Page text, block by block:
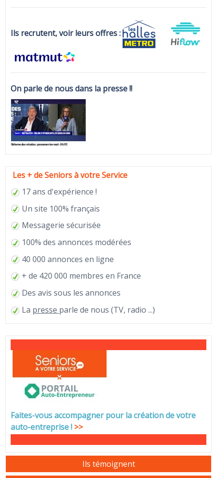
Ils recrutent, voir leurs offres :
On parle de nous dans la presse !!
Les + de Seniors à votre Service
17 ans d'expérience !
Un site 100% français
Messagerie sécurisée
100% des annonces modérées
40 000 annonces en ligne
+ de 420 000 membres en France
Des avis sous les annonces
La presse parle de nous (TV, radio ...)
Faites-vous accompagner pour la création de votre
auto-entreprise! >>
Ils témoignent